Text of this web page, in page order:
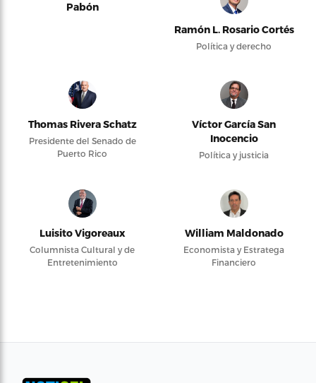
Pabón
Ramón L. Rosario Cortés
Política y derecho
Thomas Rivera Schatz
Presidente del Senado de
Puerto Rico
Víctor García San
Inocencio
Política y justicia
Luisito Vigoreaux
Columnista Cultural y de
Entretenimiento
William Maldonado
Economista y Estratega
Financiero